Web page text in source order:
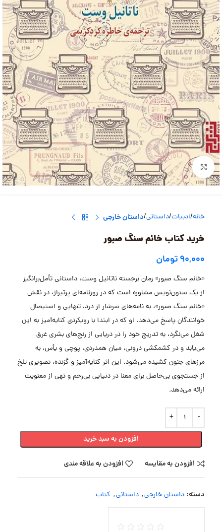
بزرگنمایی تصویر
خانه ادبیات داستانی داستان خارجی
خرید کتاب خانم سنگ صبور
۹۰,۰۰۰تومان
«خانم سنگ صبور» رمان برجسته ناتانیل وست، داستانی تأمل‌برانگیز
از یک ستون‌نویس مشاوره است که در روزنامه‌ای پرتیراژ، در نقش
«خانم سنگ صبور»، به نامه‌های سرشار از درد، تنهایی و استیصال
خوانندگان پاسخ می‌دهد. او که در ابتدا با رویکردی کنایه‌آمیز به این
شغل می‌نگرد، به تدریج خود را در دریایی از رنج‌های بشری غرق
می‌یابد و در کشمکشی درونی، میان همدردی، پوچی و یأس، به
مرزهای جنون کشیده می‌شود. این اثر کنایه‌آمیز و گزنده، تصویری تلخ
از جستجوی بی‌حاصل برای معنا در دنیایی بی‌رحم و تهی از معنویت
ارائه می‌دهد.
افزودن به سبد خرید
افزودن به مقایسه افزودن به علاقه مندی
دسته: داستان خارجی, داستانی, کتاب